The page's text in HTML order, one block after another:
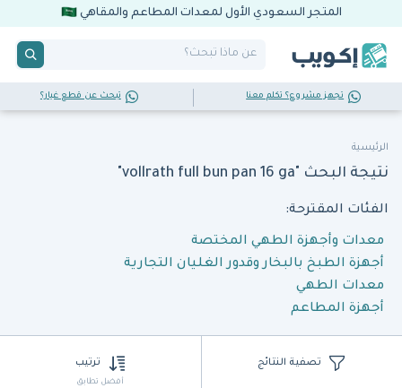
المتجر السعودي الأول لمعدات المطاعم والمقاهي
تجهز مشروع؟ تكلم معنا تبحث عن قطع غيار؟
الرئيسية
نتيجة البحث "vollrath full bun pan 16 ga"
الفئات المقترحة:
معدات وأجهزة الطهي المختصة
أجهزة الطبخ بالبخار وقدور الغليان التجارية
معدات الطهي
أجهزة المطاعم
تصفية النتائج ترتيب
أفضل تطابق